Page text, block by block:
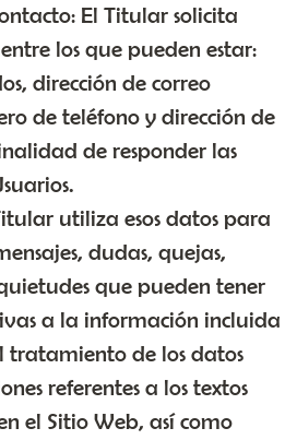
El Titular solicita
los que pueden estar:
dirección de correo
de teléfono y dirección de
de responder las
utiliza esos datos para
dudas, quejas,
que pueden tener
a la información incluida
tratamiento de los datos
referentes a los textos
el Sitio Web, así como